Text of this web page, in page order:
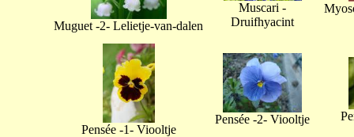
Muguet -2- Lelietje-van-dalen
Muscari -
Druifhyacint
Pensée -1- Viooltje
Pensée -2- Viooltje